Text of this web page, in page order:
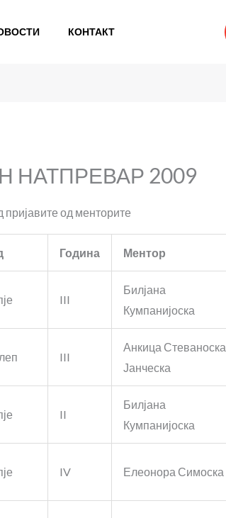
КОНТАКТ
2009
од менторите
Година Ментор
III
Билјана
Кумпанијоска
III
Анкица Стеваноска
Јанческа
II
Билјана
Кумпанијоска
IV Елеонора Симоска